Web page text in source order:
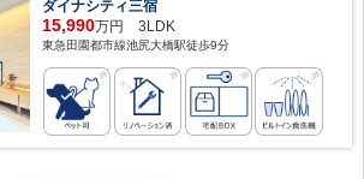
ダイナシティ三宿
15,990万円 3LDK
東急田園都市線池尻大橋駅徒歩9分